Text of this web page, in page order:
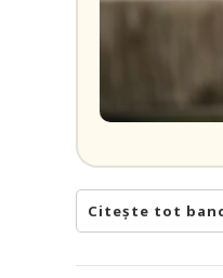
Citește tot